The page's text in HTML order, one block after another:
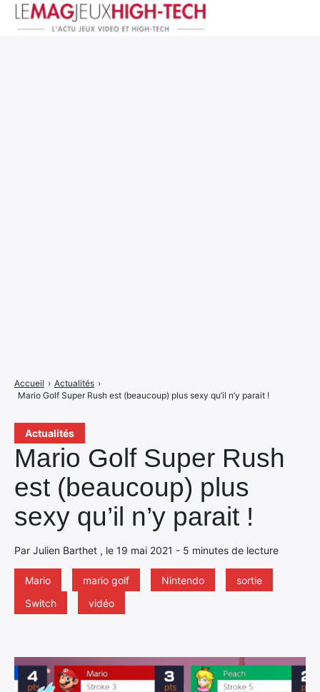
Actualités
Mario Golf Super Rush
est (beaucoup) plus
sexy qu’il n’y parait !
Par Julien Barthet , le 19 mai 2021 - 5 minutes de lecture
Mario mario golf Nintendo
sortie
Switch
vidéo
Accueil › Actualités ›
Mario Golf Super Rush est (beaucoup) plus sexy qu’il n’y parait !